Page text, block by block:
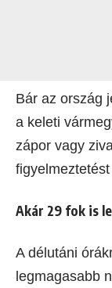
Bár az ország
a keleti
zápor vagy
Akár 29 fok is
A délutáni
legmagasabb